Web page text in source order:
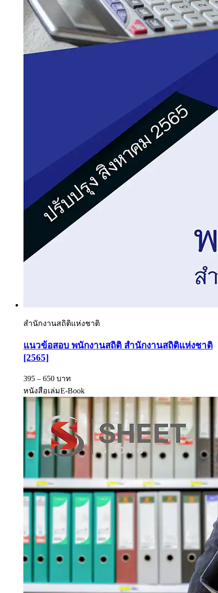
สำนักงานสถิติแห่งชาติ
แนวข้อสอบ พนักงานสถิติ สำนักงานสถิติแห่งชาติ
[2565]
395 – 650 บาท
หนังสือเล่มE-Book